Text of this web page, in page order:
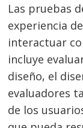
Las pruebas
experiencia
interactuar
incluye
diseño, el
evaluadores
de los